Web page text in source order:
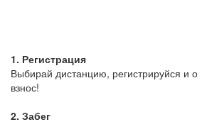
1. Регистрация
Выбирай дистанцию, регистрируйся и
взнос!
2. Забег